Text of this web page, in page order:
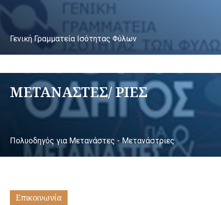
Γενική Γραμματεία Ισότητας Φύλων
ΜΕΤΑΝΑΣΤΕΣ/ ΡΙΕΣ
Πολυοδηγός για Μετανάστες - Μετανάστριες
Επικοινωνία